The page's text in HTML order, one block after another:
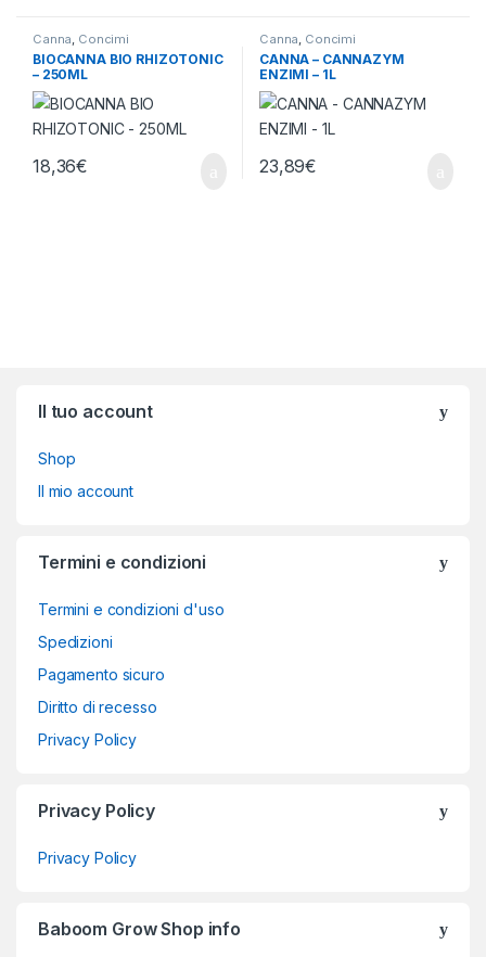
Canna, Concimi
BIOCANNA BIO RHIZOTONIC
– 250ML
18,36€
Canna, Concimi
CANNA – CANNAZYM
ENZIMI – 1L
23,89€
Il tuo account
Shop
Il mio account
Termini e condizioni
Termini e condizioni d'uso
Spedizioni
Pagamento sicuro
Diritto di recesso
Privacy Policy
Privacy Policy
Privacy Policy
Baboom Grow Shop info